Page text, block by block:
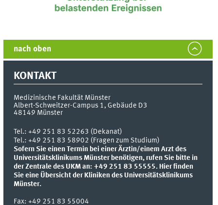
nach oben
KONTAKT
Medizinische Fakultät Münster
Albert-Schweitzer-Campus 1, Gebäude D3
48149 Münster
Tel.:+49 251 83 52263 (Dekanat)
Tel.: +49 251 83 58902 (Fragen zum Studium)
Sofern Sie einen Termin bei einer Ärztin/einem Arzt des
Universitätsklinikums Münster benötigen, rufen Sie bitte in
der Zentrale des UKM an: +49 251 83 55555. Hier finden
Sie eine Übersicht der Kliniken des Universitätsklinikums
Münster.
Fax:+49 251 83 55004